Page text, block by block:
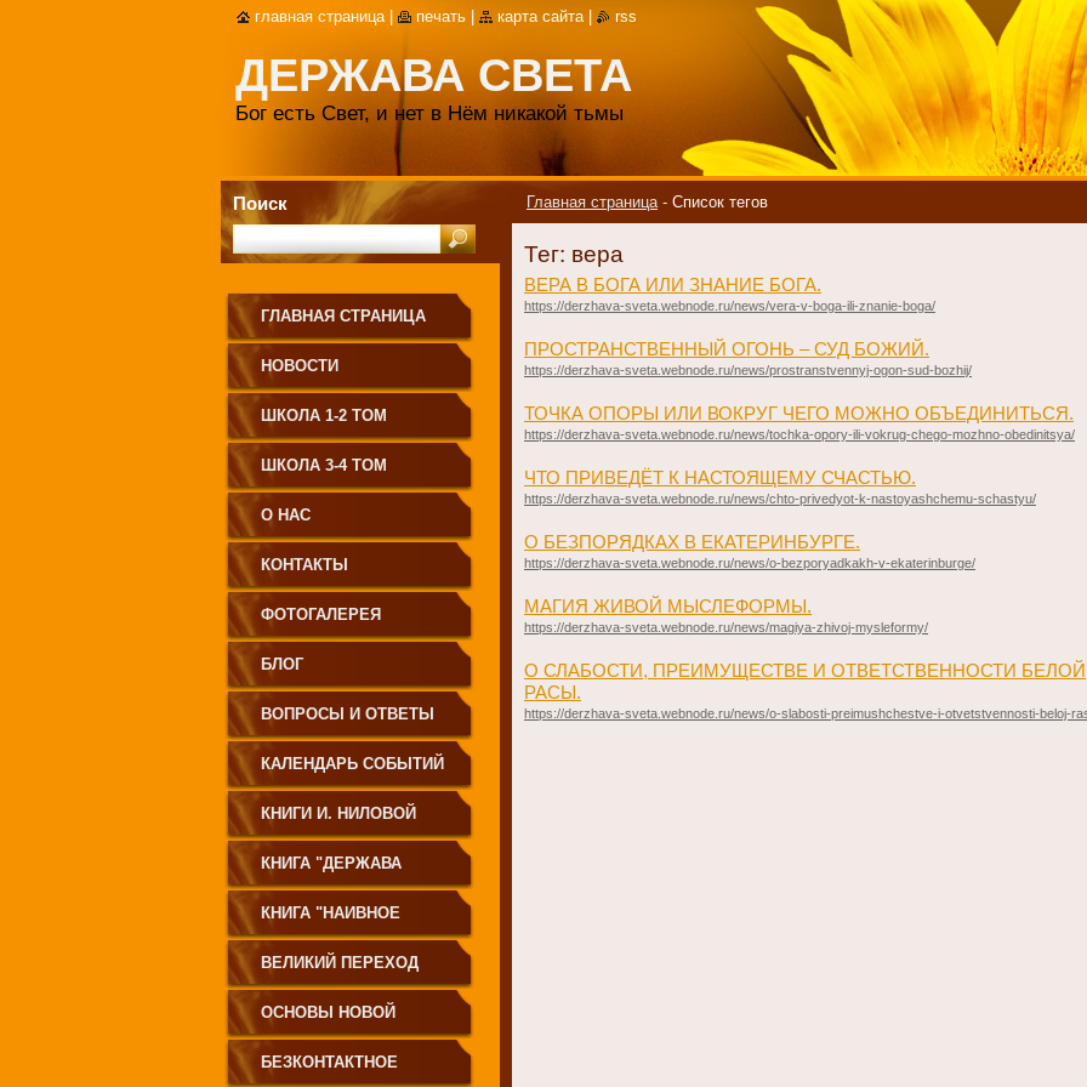
ДЕРЖАВА СВЕТА
Бог есть Свет, и нет в Нём никакой тьмы
Главная страница - Список тегов
Тег: вера
​ВЕРА В БОГА ИЛИ ЗНАНИЕ БОГА.
https://derzhava-sveta.webnode.ru/news/vera-v-boga-ili-znanie-boga/
​ПРОСТРАНСТВЕННЫЙ ОГОНЬ – СУД БОЖИЙ.
https://derzhava-sveta.webnode.ru/news/prostranstvennyj-ogon-sud-bozhij/
ТОЧКА ОПОРЫ ИЛИ ВОКРУГ ЧЕГО МОЖНО ОБЪЕДИНИТЬСЯ.
https://derzhava-sveta.webnode.ru/news/tochka-opory-ili-vokrug-chego-mozhno-obedinitsya/
​ЧТО ПРИВЕДЁТ К НАСТОЯЩЕМУ СЧАСТЬЮ.
https://derzhava-sveta.webnode.ru/news/chto-privedyot-k-nastoyashchemu-schastyu/
​О БЕЗПОРЯДКАХ В ЕКАТЕРИНБУРГЕ.
https://derzhava-sveta.webnode.ru/news/o-bezporyadkakh-v-ekaterinburge/
МАГИЯ ЖИВОЙ МЫСЛЕФОРМЫ.
https://derzhava-sveta.webnode.ru/news/magiya-zhivoj-mysleformy/
​О СЛАБОСТИ, ПРЕИМУЩЕСТВЕ И ОТВЕТСТВЕННОСТИ БЕЛОЙ
РАСЫ.
https://derzhava-sveta.webnode.ru/news/o-slabosti-preimushchestve-i-otvetstvennosti-beloj-
ГЛАВНАЯ СТРАНИЦА
НОВОСТИ
ШКОЛА 1-2 ТОМ
ШКОЛА 3-4 ТОМ
О НАС
КОНТАКТЫ
ФОТОГАЛЕРЕЯ
БЛОГ
ВОПРОСЫ И ОТВЕТЫ
КАЛЕНДАРЬ СОБЫТИЙ
КНИГИ И. НИЛОВОЙ
КНИГА "ДЕРЖАВА
СВЕТА
КНИГА "НАИВНОЕ
СВЕТОПРЕСТАВЛЕНИЕ"
ВЕЛИКИЙ ПЕРЕХОД
ОСНОВЫ НОВОЙ
ЦИВИЛИЗАЦИИ
БЕЗКОНТАКТНОЕ
Поиск
главная страница печать карта сайта rss